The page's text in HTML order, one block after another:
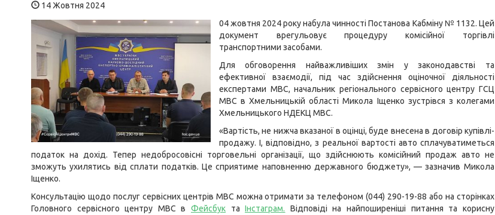
14 Жовтня 2024
04 жовтня 2024 року набула чинності Постанова Кабміну № 1132. Цей
документ врегульовує процедуру комісійної торгівлі
транспортними засобами.
Для обговорення найважливіших змін у законодавстві та
ефективної взаємодії, під час здійснення оціночної діяльності
експертами МВС, начальник регіонального сервісного центру ГСЦ
МВС в Хмельницькій області Микола Іщенко зустрівся з колегами
Хмельницького НДЕКЦ МВС.
«Вартість, не нижча вказаної в оцінці, буде внесена в договір купівлі-
продажу. І, відповідно, з реальної вартості авто сплачуватиметься
податок на дохід. Тепер недобросовісні торговельні організації, що здійснюють комісійний продаж авто не
зможуть ухилятись від сплати податків. Це сприятиме наповненню державного бюджету», — зазначив Микола
Іщенко.
Консультацію щодо послуг сервісних центрів МВС можна отримати за телефоном (044) 290-19-88 або на сторінках
Головного сервісного центру МВС в
Фейсбук таІнстаграм. Відповіді на найпоширеніші питання та корисну